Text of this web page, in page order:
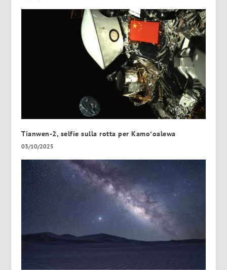
Tianwen-2, selfie sulla rotta per Kamoʻoalewa
03/10/2025